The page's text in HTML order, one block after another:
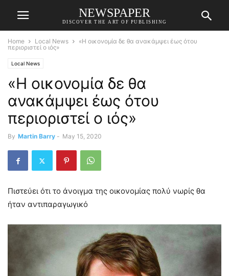
NEWSPAPER
DISCOVER THE ART OF PUBLISHING
Home Local News
«Η οικονομία δε θα ανακάμψει έως ότου
περιοριστεί ο ιός»
Local News
«Η οικονομία δε θα
ανακάμψει έως ότου
περιοριστεί ο ιός»
By Martin Barry - May 15, 2020
Πιστεύει ότι το άνοιγμα της οικονομίας πολύ νωρίς θα
ήταν αντιπαραγωγικό